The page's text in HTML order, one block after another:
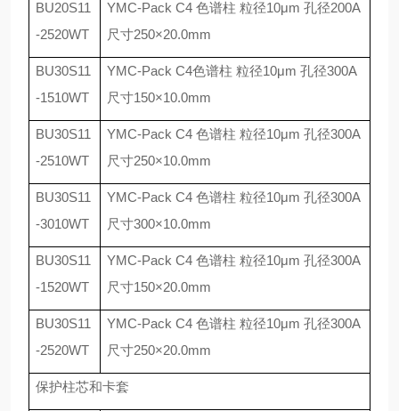
BU20S11
-2520WT
YMC-Pack C4 色谱柱 粒径10μm 孔径200A
尺寸250×20.0mm
BU30S11
-1510WT
YMC-Pack C4色谱柱 粒径10μm 孔径300A
尺寸150×10.0mm
BU30S11
-2510WT
YMC-Pack C4 色谱柱 粒径10μm 孔径300A
尺寸250×10.0mm
BU30S11
-3010WT
YMC-Pack C4 色谱柱 粒径10μm 孔径300A
尺寸300×10.0mm
BU30S11
-1520WT
YMC-Pack C4 色谱柱 粒径10μm 孔径300A
尺寸150×20.0mm
BU30S11
-2520WT
YMC-Pack C4 色谱柱 粒径10μm 孔径300A
尺寸250×20.0mm
保护柱芯和卡套